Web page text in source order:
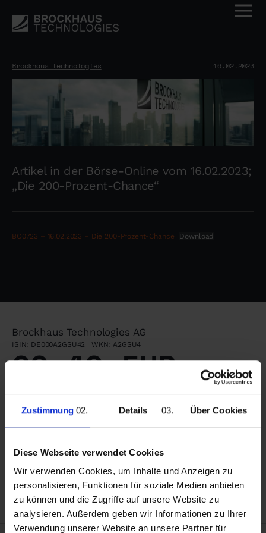
Zustimmung Details Über Cookies
Diese Webseite verwendet Cookies
Wir verwenden Cookies, um Inhalte und Anzeigen zu
personalisieren, Funktionen für soziale Medien anbieten
zu können und die Zugriffe auf unsere Website zu
analysieren. Außerdem geben wir Informationen zu Ihrer
Verwendung unserer Website an unsere Partner für
Brockhaus Technologies 16.02.2023
Artikel in der Börse-Online vom 16.02.2023;
„Die 200-Prozent-Chance“
BO0723 – 16.02.2023 – Die 200-Prozent-Chance Download
Brockhaus Technologies AG
ISIN: DE000A2GSU42 | WKN: A2GSU4
20,40 EUR
0,00 (0,00%)
Über Brockhaus Technologies
Wir akquirieren margenstarke Technologie- und
Innovationsführer mehrheitlich und bauen eine
langfristig orientierte Technologiegruppe in
Deutschland auf. Elevating Champions.